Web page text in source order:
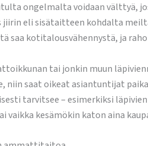
ongelmalta voidaan välttyä,
eli sisätaitteen kohdalta
saa kotitalousvähennystä, ja
tai jonkin muun
saat oikeat asiantuntijat
tarvitsee – esimerkiksi
kesämökin katon aina